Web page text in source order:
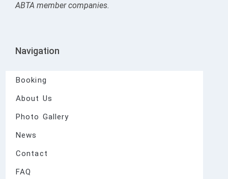
ABTA member companies.
Navigation
Booking
About Us
Photo Gallery
News
Contact
FAQ